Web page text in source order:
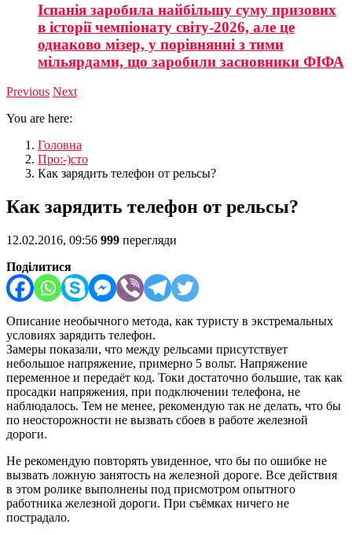
Іспанія заробила найбільшу суму призових
в історії чемпіонату світу-2026, але це
однаково мізер, у порівнянні з тими
мільярдами, що заробили засновники ФІФА
Previous Next
You are here:
Головна
Про:-)сто
Как зарядить телефон от рельсы?
Как зарядить телефон от рельсы?
12.02.2016, 09:56 999 перегляди
Поділитися
Описание необычного метода, как туристу в экстремальных
условиях зарядить телефон.
Замеры показали, что между рельсами присутствует
небольшое напряжение, примерно 5 вольт. Напряжение
переменное и передаёт код. Токи достаточно большие, так как
просадки напряжения, при подключении телефона, не
наблюдалось. Тем не менее, рекомендую так не делать, что бы
по неосторожности не вызвать сбоев в работе железной
дороги.
Не рекомендую повторять увиденное, что бы по ошибке не
вызвать ложную занятость на железной дороге. Все действия
в этом ролике выполнены под присмотром опытного
работника железной дороги. При съёмках ничего не
пострадало.